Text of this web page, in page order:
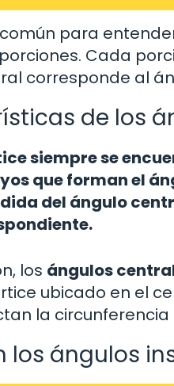
para
Cada
corresponde al
de los
siempre se
que forman el
del ángulo
los ángulos
ubicado en el
la
los ángulos